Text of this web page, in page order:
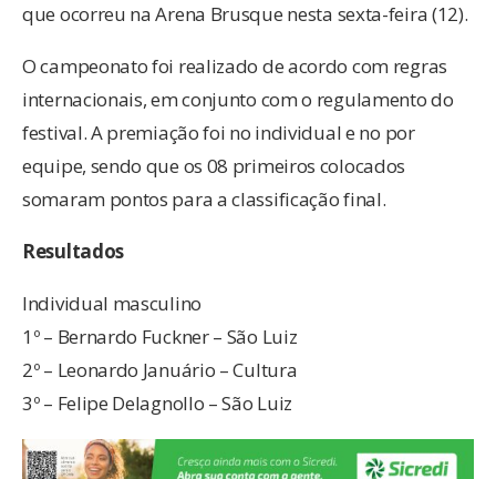
que ocorreu na Arena Brusque nesta sexta-feira (12).
O campeonato foi realizado de acordo com regras
internacionais, em conjunto com o regulamento do
festival. A premiação foi no individual e no por
equipe, sendo que os 08 primeiros colocados
somaram pontos para a classificação final.
Resultados
Individual masculino
1º – Bernardo Fuckner – São Luiz
2º – Leonardo Januário – Cultura
3º – Felipe Delagnollo – São Luiz